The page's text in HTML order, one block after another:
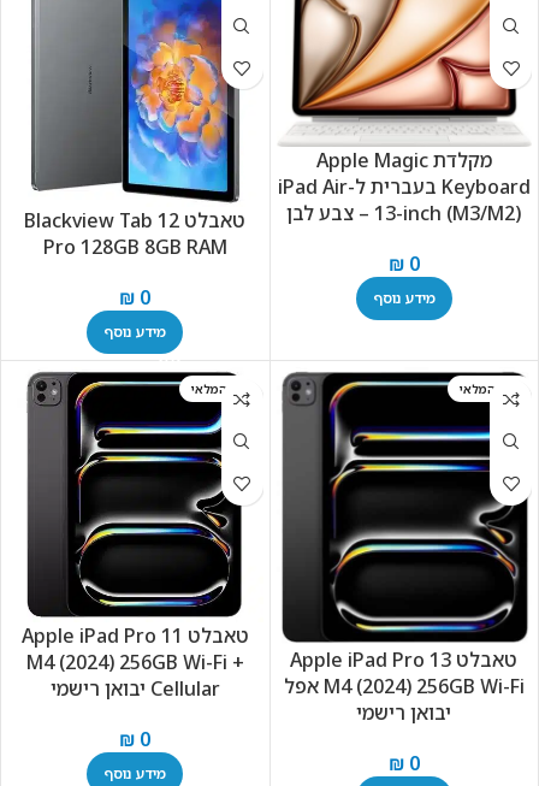
מקלדת Apple Magic
Keyboard בעברית ל-iPad Air
13-inch (M3/M2) – צבע לבן
₪0
מידע נוסף
טאבלט Blackview Tab 12
Pro 128GB 8GB RAM
₪ 0
מידע נוסף
אזל המלאי
טאבלט Apple iPad Pro 13
M4 (2024) 256GB Wi-Fi אפל
יבואן רישמי
₪0
אזל המלאי
טאבלט Apple iPad Pro 11
M4 (2024) 256GB Wi-Fi +‎
Cellular יבואן רישמי
₪ 0
מידע נוסף